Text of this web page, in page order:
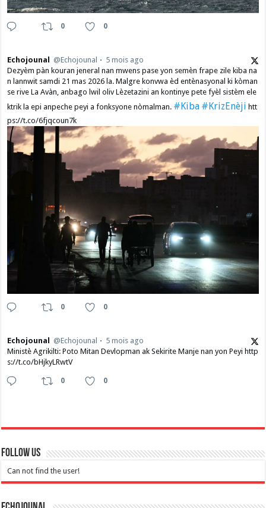
0 0
Echojounal @Echojounal
5 mois ago
Dezyèm pàn kouran jeneral nan mwens pase yon semèn frape zile kiba na
n lannwit samdi 21 mas 2026 la. Malgre konvwa èd entènasyonal ki kòman
se rive La Avàn, anbago lwil oliv Lèzetazini an kontinye pete fyèl sistèm ele
ktrik la epi anpeche peyi a fonksyone nòmalman. #Kiba #KrizEnèji htt
ps://t.co/6fjqcoun7k
0 0
Echojounal @Echojounal
5 mois ago
Ministè Agrikilti: Poto Mitan Devlopman ak Sekirite Manje nan yon Peyi http
s://t.co/bHjkyLRwtV
0 0
Follow Us
Can not find the user!